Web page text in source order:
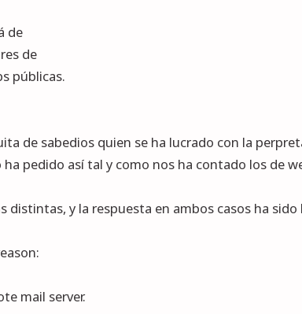
de
de
públicas.
de sabedios quien se ha lucrado con la
pedido así tal y como nos ha contado los de
y la respuesta en ambos casos ha sido
mail server.